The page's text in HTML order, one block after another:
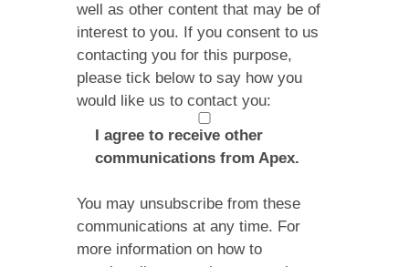
well as other content that may be of
interest to you. If you consent to us
contacting you for this purpose,
please tick below to say how you
would like us to contact you:
I agree to receive other
communications from Apex.
You may unsubscribe from these
communications at any time. For
more information on how to